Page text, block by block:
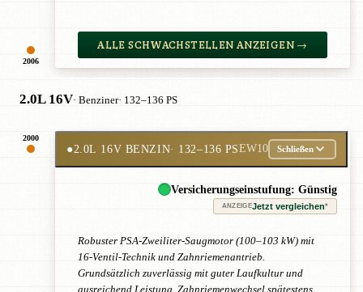
2006
ALLE SCHWACHSTELLEN ANZEIGEN →
2.0L 16V· Benziner· 132–136 PS
2000
●2.0L 16V BENZIN· 132–136 PSEW10 Schließen
Versicherungseinstufung: Günstig
ANZEIGEJetzt vergleichen*
Robuster PSA-Zweiliter-Saugmotor (100–103 kW) mit
16-Ventil-Technik und Zahnriemenantrieb.
Grundsätzlich zuverlässig mit guter Laufkultur und
ausreichend Leistung. Zahnriemenwechsel spätestens